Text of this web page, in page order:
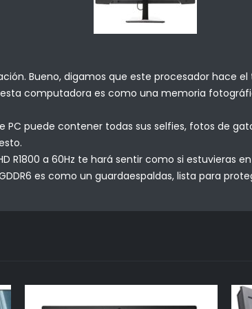
Bueno, digamos que este procesador hace el
esta computadora es como una memoria
PC puede contener todas sus selfies, fotos de
R1800 a 60Hz te hará sentir como si
GDDR6 es como un guardaespaldas, lista para